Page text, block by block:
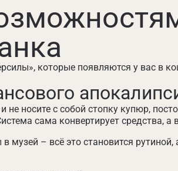
которые появляются у вас в
носите с собой стопку купюр,
сама конвертирует средства, а
музей – всё это становится рутиной,